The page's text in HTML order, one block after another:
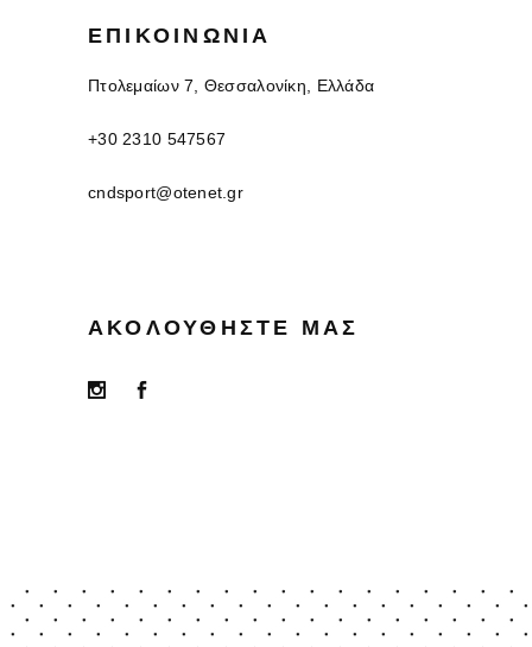
ΕΠΙΚΟΙΝΩΝΊΑ
Πτολεμαίων 7, Θεσσαλονίκη, Ελλάδα
+30 2310 547567
cndsport@otenet.gr
ΑΚΟΛΟΥΘΉΣΤΕ ΜΑΣ